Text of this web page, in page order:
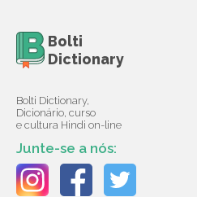
Bolti
Dictionary
Bolti Dictionary,
Dicionário, curso
e cultura Hindi on-line
Junte-se a nós: